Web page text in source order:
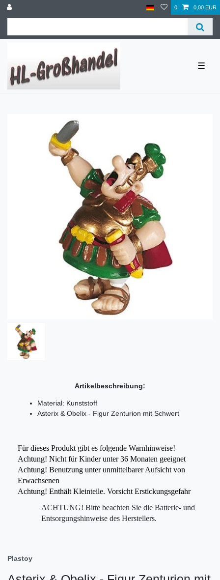
0 0,00 EUR
☰
Artikelbeschreibung:
Material: Kunststoff
Asterix & Obelix - Figur Zenturion mit Schwert
Für dieses Produkt gibt es folgende Warnhinweise!
Achtung! Nicht für Kinder unter 36 Monaten geeignet
Achtung! Benutzung unter unmittelbarer Aufsicht von
Erwachsenen
Achtung! Enthält Kleinteile. Vorsicht Erstickungsgefahr
ACHTUNG! Bitte beachten Sie die Batterie- und
Entsorgungshinweise des Herstellers.
Plastoy